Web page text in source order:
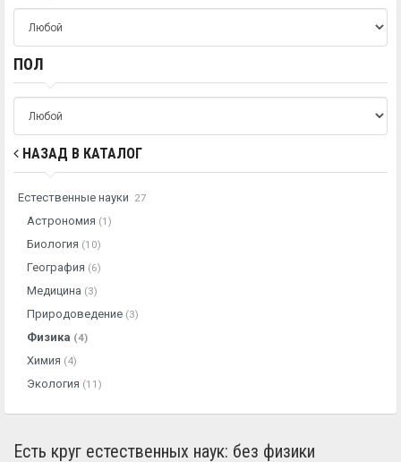
ПОЛ
НАЗАД В КАТАЛОГ
Естественные науки 27
Астрономия (1)
Биология (10)
География (6)
Медицина (3)
Природоведение (3)
Физика (4)
Химия (4)
Экология (11)
Есть круг естественных наук: без физики